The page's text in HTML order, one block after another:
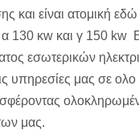
και είναι ατομική
130 κw και γ 150 kw
εσωτερικών
υπηρεσίες μας σε
μας.